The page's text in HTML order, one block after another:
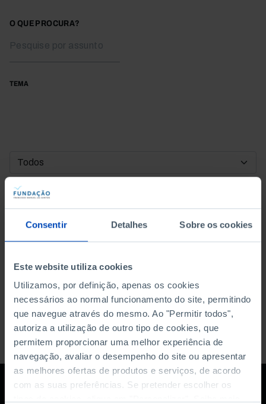
Consentir Detalhes Sobre os cookies
Este website utiliza cookies
Utilizamos, por definição, apenas os cookies
necessários ao normal funcionamento do site, permitindo
que navegue através do mesmo. Ao "Permitir todos",
autoriza a utilização de outro tipo de cookies, que
permitem proporcionar uma melhor experiência de
navegação, avaliar o desempenho do site ou apresentar
as melhores ofertas de produtos e serviços, de acordo
com as suas preferências. Se pretender escolher os
O QUE PROCURA?
TEMA
DATA DE INÍCIO
DATA DE FIM